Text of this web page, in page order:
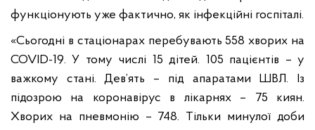
функціонують уже фактично, як інфекційні госпіталі.
«Сьогодні в стаціонарах перебувають 558 хворих на
COVID-19. У тому числі 15 дітей. 105 пацієнтів – у
важкому стані. Дев’ять – під апаратами ШВЛ. Із
підозрою на коронавірус в лікарнях – 75 киян.
Хворих на пневмонію – 748. Тільки минулої доби